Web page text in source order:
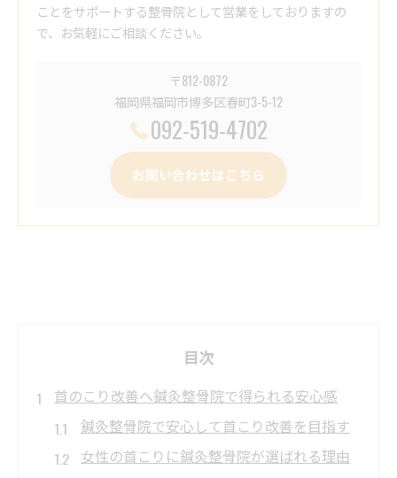
ことをサポートする整骨院として営業をしておりますの
で、お気軽にご相談ください。
〒812-0872
福岡県福岡市博多区春町3-5-12
092-519-4702
お問い合わせはこちら
目次
首のこり改善へ鍼灸整骨院で得られる安心感
鍼灸整骨院で安心して首こり改善を目指す
女性の首こりに鍼灸整骨院が選ばれる理由